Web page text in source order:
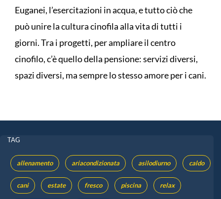
Euganei, l’esercitazioni in acqua, e tutto ciò che
può unire la cultura cinofila alla vita di tutti i
giorni. Tra i progetti, per ampliare il centro
cinofilo, c’è quello della pensione: servizi diversi,
spazi diversi, ma sempre lo stesso amore per i cani.
TAG
allenamento ariacondizionata asilodiurno caldo
cani estate fresco piscina relax